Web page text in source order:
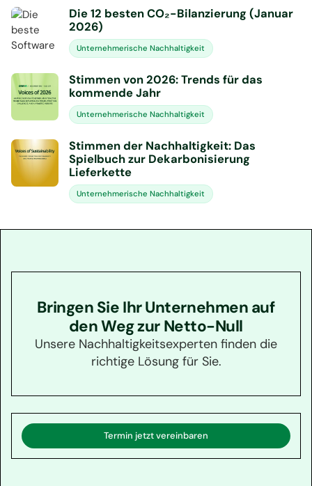
Die 12 besten CO₂-Bilanzierung (Januar
2026)
Unternehmerische Nachhaltigkeit
Stimmen von 2026: Trends für das
kommende Jahr
Unternehmerische Nachhaltigkeit
Stimmen der Nachhaltigkeit: Das
Spielbuch zur Dekarbonisierung
Lieferkette
Unternehmerische Nachhaltigkeit
Bringen Sie Ihr Unternehmen auf
den Weg zur Netto-Null
Unsere Nachhaltigkeitsexperten finden die
richtige Lösung für Sie.
Termin jetzt vereinbaren